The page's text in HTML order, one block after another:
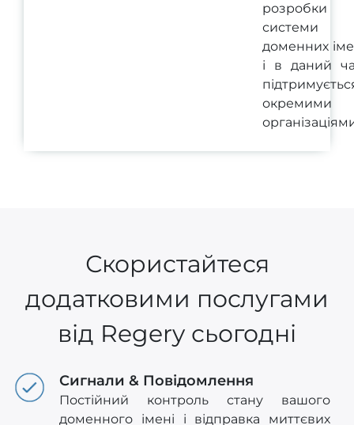
розробки
системи
доменних
і в даний
окремими
Скористайтеся
додатковими послугами
від Regery сьогодні
Сигнали & Повідомлення
Постійний контроль стану вашого
доменного імені і відправка миттєвих